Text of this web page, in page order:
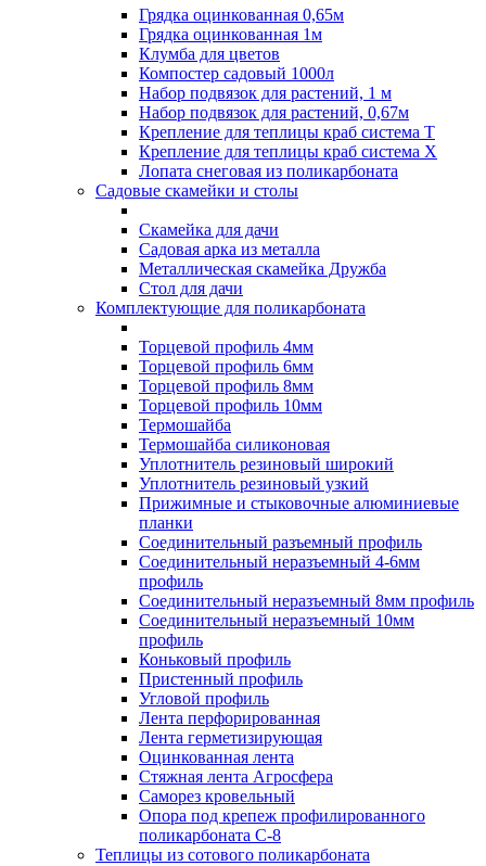
Грядка оцинкованная 0,65м
Грядка оцинкованная 1м
Клумба для цветов
Компостер садовый 1000л
Набор подвязок для растений, 1 м
Набор подвязок для растений, 0,67м
Крепление для теплицы краб система Т
Крепление для теплицы краб система Х
Лопата снеговая из поликарбоната
Садовые скамейки и столы
Скамейка для дачи
Садовая арка из металла
Металлическая скамейка Дружба
Стол для дачи
Комплектующие для поликарбоната
Торцевой профиль 4мм
Торцевой профиль 6мм
Торцевой профиль 8мм
Торцевой профиль 10мм
Термошайба
Термошайба силиконовая
Уплотнитель резиновый широкий
Уплотнитель резиновый узкий
Прижимные и стыковочные алюминиевые
планки
Соединительный разъемный профиль
Соединительный неразъемный 4-6мм
профиль
Соединительный неразъемный 8мм профиль
Соединительный неразъемный 10мм
профиль
Коньковый профиль
Пристенный профиль
Угловой профиль
Лента перфорированная
Лента герметизирующая
Оцинкованная лента
Стяжная лента Агросфера
Саморез кровельный
Опора под крепеж профилированного
поликарбоната С-8
Теплицы из сотового поликарбоната